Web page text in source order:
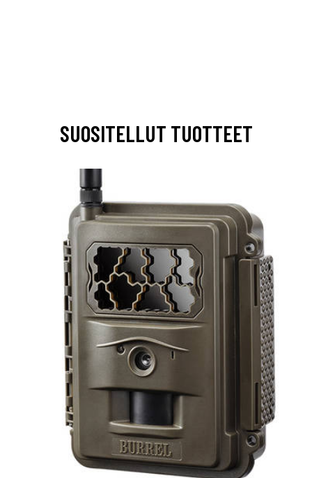
SUOSITELLUT TUOTTEET